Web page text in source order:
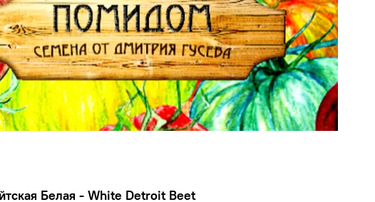
Белая - White Detroit Beet